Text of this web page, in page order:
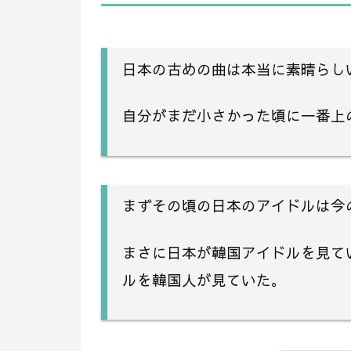
日本の古めの曲は本当に素晴らし
自分がまだ小さかった頃に一番
まずその頃の日本のアイドルは
まさに日本が韓国アイドルを見
ルを韓国人が見ていた。